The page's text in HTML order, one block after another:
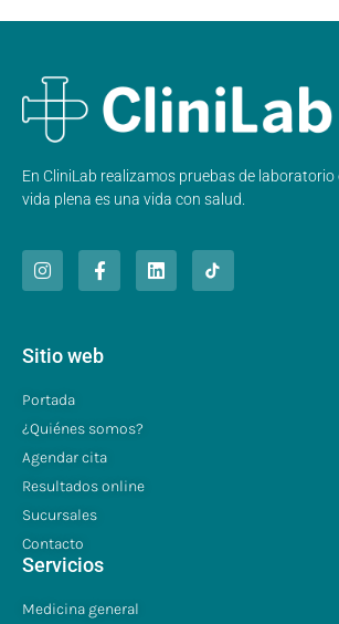
En CliniLab realizamos pruebas de laboratorio
vida plena es una vida con salud.
Sitio web
Portada
¿Quiénes somos?
Agendar cita
Resultados online
Sucursales
Contacto
Servicios
Medicina general